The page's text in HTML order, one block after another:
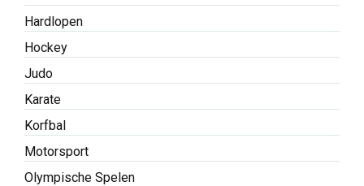
Hardlopen
Hockey
Judo
Karate
Korfbal
Motorsport
Olympische Spelen